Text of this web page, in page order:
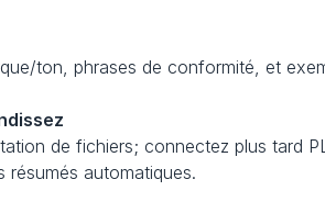
ton, phrases de conformité, et
de fichiers; connectez plus tard
résumés automatiques.